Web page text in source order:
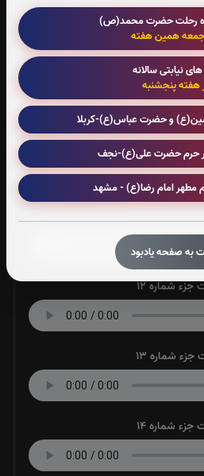
رحلت حضرت محمد(ص)
همین هفته
نیابتی سالانه
هفته پنجشنبه
و حضرت عباس(ع)-کربلا
حرم حضرت علی(ع)-نجف
مطهر امام رضا(ع) - مشهد
به صفحه یادبود
جزء شماره 8
جزء شماره 9
جزء شماره 10
جزء شماره 11
شماره 12
شماره 13
شماره 14